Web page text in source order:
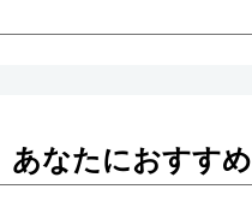
あなたにおすすめ